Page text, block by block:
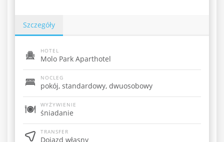
Szczegóły
HOTEL
Molo Park Aparthotel
NOCLEG
pokój, standardowy, dwuosobowy
WYŻYWIENIE
śniadanie
TRANSFER
Dojazd własny